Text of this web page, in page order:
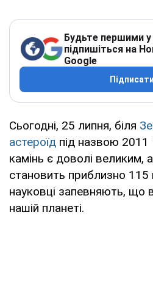
Будьте першими у
підпишіться на
Google
Сьогодні, 25 липня, біля
астероїд під назвою 2011
камінь є доволі
становить приблизно 115
науковці запевняють, що
нашій планеті.